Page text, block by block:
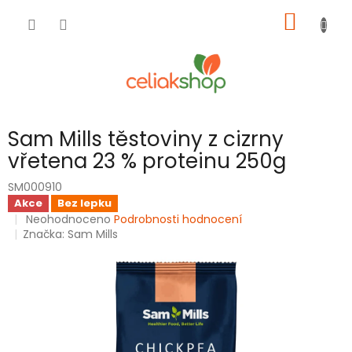
KOŠÍK
Sam Mills těstoviny z cizrny
vřetena 23 % proteinu 250g
SM000910
Akce Bez lepku
Průměrné
hodnocení
Neohodnoceno Podrobnosti hodnocení
Značka:Sam Mills